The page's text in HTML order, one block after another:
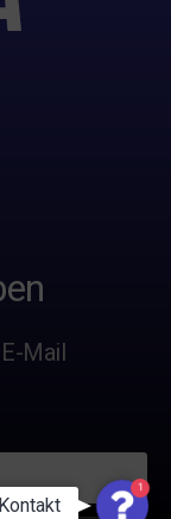
Mail
1
Kontakt